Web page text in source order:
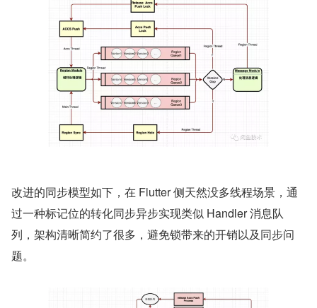
改进的同步模型如下，在 Flutter 侧天然没多线程场景，通
过一种标记位的转化同步异步实现类似 Handler 消息队
列，架构清晰简约了很多，避免锁带来的开销以及同步问
题。